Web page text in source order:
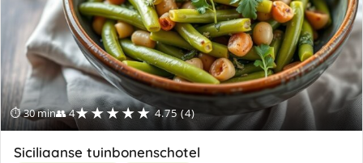
⏱ 30 min👥 4★★★★★ 4.75 (4)
Siciliaanse tuinbonenschotel